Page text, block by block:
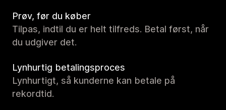
Prøv, før du køber
Tilpas, indtil du er helt tilfreds. Betal først, når
du udgiver det.
Lynhurtig betalingsproces
Lynhurtigt, så kunderne kan betale på
rekordtid.